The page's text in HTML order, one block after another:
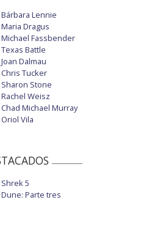
Bárbara Lennie
Maria Dragus
Michael Fassbender
Texas Battle
Joan Dalmau
Chris Tucker
Sharon Stone
Rachel Weisz
Chad Michael Murray
Oriol Vila
Shrek 5
Dune: Parte tres